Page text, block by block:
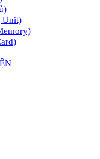
Unit)